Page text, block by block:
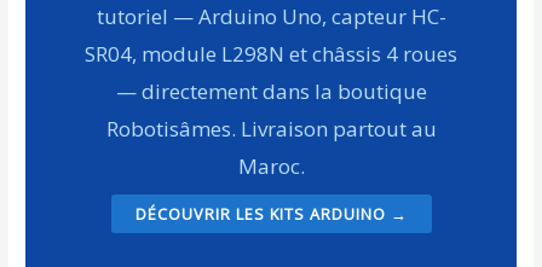
tutoriel — Arduino Uno, capteur HC-
SR04, module L298N et châssis 4 roues
— directement dans la boutique
Robotisâmes. Livraison partout au
Maroc.
DÉCOUVRIR LES KITS ARDUINO →